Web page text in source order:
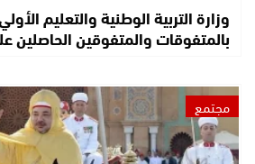
وزارة التربية الوطنية والتعليم
بالمتفوقات والمتفوقين الحاصلين
مجتمع